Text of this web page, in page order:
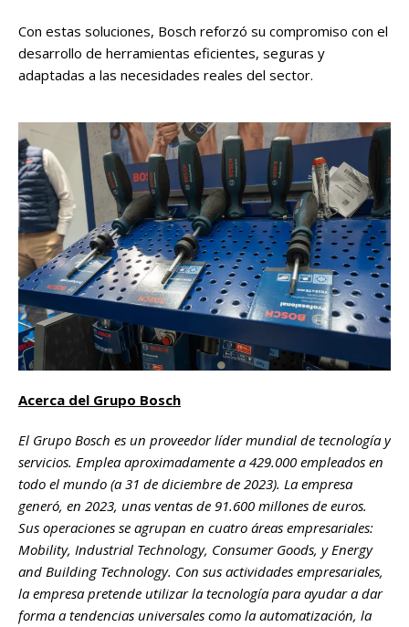
Con estas soluciones, Bosch reforzó su compromiso con el
desarrollo de herramientas eficientes, seguras y
adaptadas a las necesidades reales del sector.
Acerca del Grupo Bosch
El Grupo Bosch es un proveedor líder mundial de tecnología y
servicios. Emplea aproximadamente a 429.000 empleados en
todo el mundo (a 31 de diciembre de 2023). La empresa
generó, en 2023, unas ventas de 91.600 millones de euros.
Sus operaciones se agrupan en cuatro áreas empresariales:
Mobility, Industrial Technology, Consumer Goods, y Energy
and Building Technology. Con sus actividades empresariales,
la empresa pretende utilizar la tecnología para ayudar a dar
forma a tendencias universales como la automatización, la